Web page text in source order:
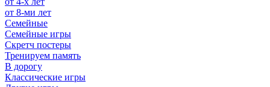
от 8-ми лет
Семейные
Семейные игры
Скретч постеры
Тренируем память
В дорогу
Классические игры